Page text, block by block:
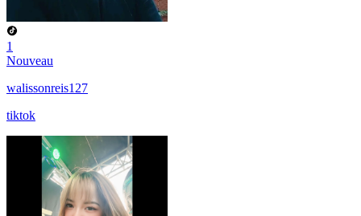
1
Nouveau
walissonreis127
tiktok